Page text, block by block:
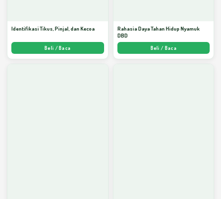
Identifikasi Tikus, Pinjal, dan Kecoa
Beli / Baca
Rahasia Daya Tahan Hidup Nyamuk
DBD
Beli / Baca